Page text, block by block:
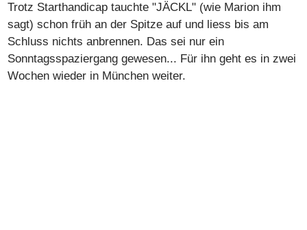
Trotz Starthandicap tauchte "JÄCKL" (wie Marion ihm
sagt) schon früh an der Spitze auf und liess bis am
Schluss nichts anbrennen. Das sei nur ein
Sonntagsspaziergang gewesen... Für ihn geht es in zwei
Wochen wieder in München weiter.